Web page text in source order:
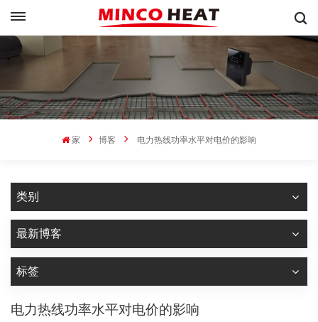
家 博客 电力热线功率水平对电价的影响
类别
最新博客
标签
电力热线功率水平对电价的影响